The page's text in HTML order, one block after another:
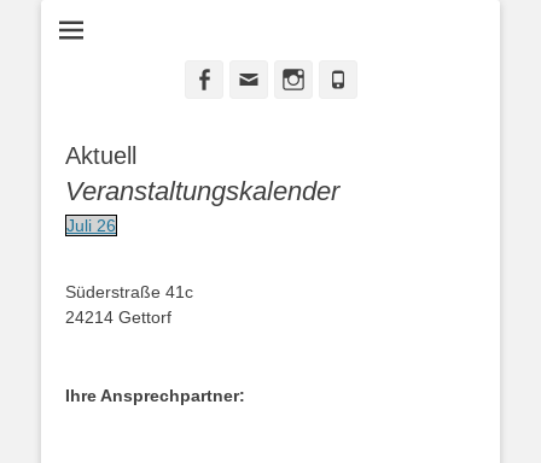
Facebook
EmailInstagram
Aktuell
Veranstaltungskalender
Juli 26
Süderstraße 41c
24214 Gettorf
Ihre Ansprechpartner: